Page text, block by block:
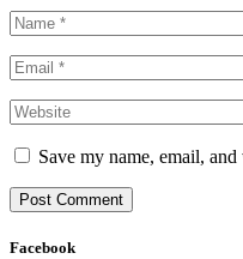
Save my name, email,
Facebook